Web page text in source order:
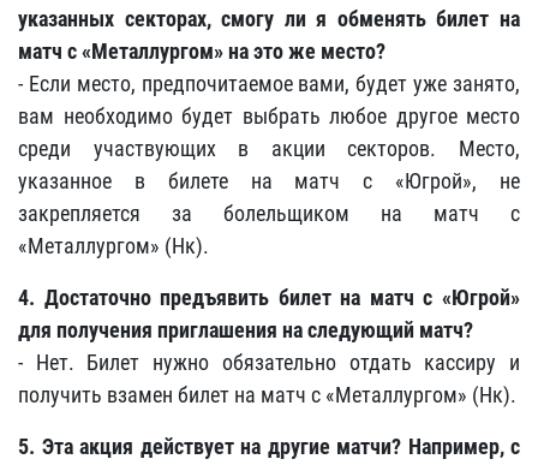
указанных секторах, смогу ли я обменять билет на
матч с «Металлургом» на это же место?
- Если место, предпочитаемое вами, будет уже занято,
вам необходимо будет выбрать любое другое место
среди участвующих в акции секторов. Место,
указанное в билете на матч с «Югрой», не
закрепляется за болельщиком на матч с
«Металлургом» (Нк).
4. Достаточно предъявить билет на матч с «Югрой»
для получения приглашения на следующий матч?
- Нет. Билет нужно обязательно отдать кассиру и
получить взамен билет на матч с «Металлургом» (Нк).
5. Эта акция действует на другие матчи? Например, с